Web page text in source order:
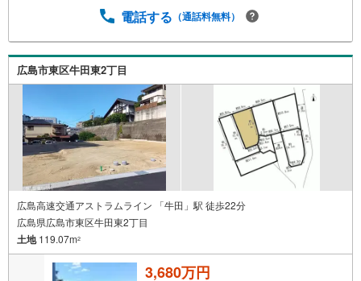
くのお客様に信頼と信用を頂き、広島県下でも有数の不動
心」これからもこの精神を大切に、お客様へのサポートを
させて頂きます。株式会社日東リバティ〒732-0818広島市
南区段原日出2丁目2-22-2F
電話する （通話料無料）
広島市東区牛田東2丁目
広島高速交通アストラムライン 「牛田」駅 徒歩22分
広島県広島市東区牛田東2丁目
土地119.07m2
3,680万円